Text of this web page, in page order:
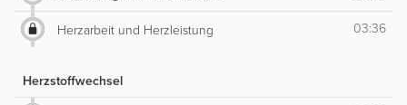
Herzarbeit und Herzleistung 03:36
Herzstoffwechsel